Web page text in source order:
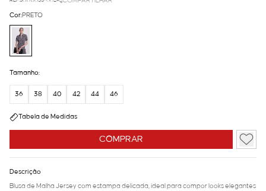
COMPRAR
Cor:PRETO
Tamanho:
36 38 40 42 44 46
Tabela de Medidas
Descrição
Blusa de Malha Jersey com estampa delicada, ideal para compor looks elegantes